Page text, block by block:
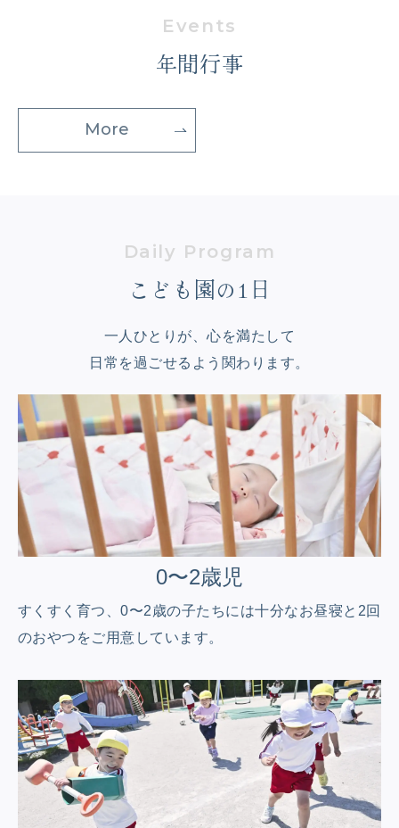
年間行事
More
こども園の1日
一人ひとりが、心を満たして
日常を過ごせるよう関わります。
0〜2歳児
すくすく育つ、0〜2歳の子たちには十分なお昼寝と2回
のおやつをご用意しています。